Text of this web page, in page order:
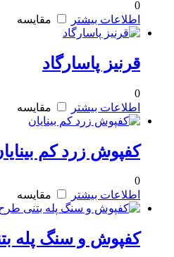
0
اطلاعات بیشتر
مقایسه
قرنیز پاسارگاد
0
اطلاعات بیشتر
مقایسه
کفپوش زرد کم
0
اطلاعات بیشتر
مقایسه
کفپوش و سنگ پله